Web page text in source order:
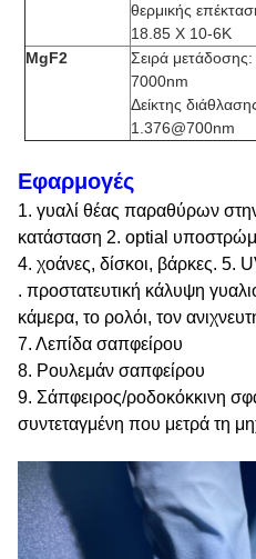
θερμικής
18.85 Χ 10-6K
MgF2
Σειρά
7000nm
Δείκτης
1.376@700nm
Εφαρμογές
1. γυαλί θέας παραθύρων
κατάσταση 2. optial
4. χοάνες, δίσκοι, βάρκες. 5.
. προστατευτική κάλυψη
κάμερα, το ρολόι, τον
7. Λεπίδα σαπφείρου
8. Ρουλεμάν σαπφείρου
9. Σάπφειρος/ροδοκόκκινη
συντεταγμένη που μετρά τη